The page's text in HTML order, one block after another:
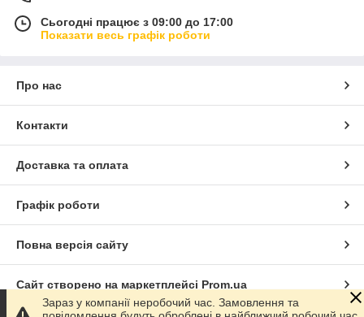
Сьогодні працює з 09:00 до 17:00
Показати весь графік роботи
Про нас
Контакти
Доставка та оплата
Графік роботи
Повна версія сайту
Сайт створено на маркетплейсі Prom.ua
Зараз у компанії неробочий час. Замовлення та